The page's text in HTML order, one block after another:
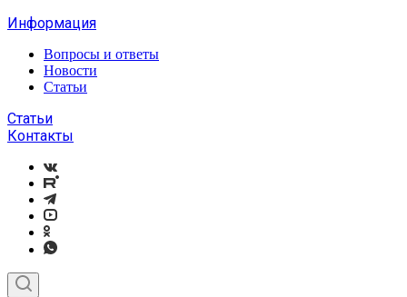
Информация
Вопросы и ответы
Новости
Статьи
Статьи
Контакты